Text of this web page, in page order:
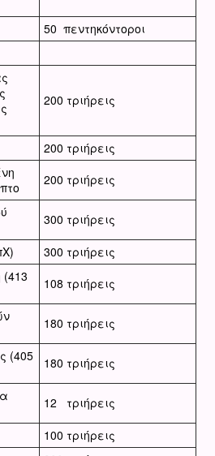
50 πεντηκόντοροι
200 τριήρεις
200 τριήρεις
200 τριήρεις
300 τριήρεις
300 τριήρεις
108 τριήρεις
180 τριήρεις
(405
180 τριήρεις
12 τριήρεις
100 τριήρεις